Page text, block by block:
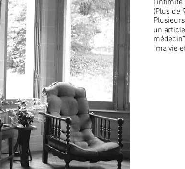
l'intimité
(Plus de
un
"ma vie